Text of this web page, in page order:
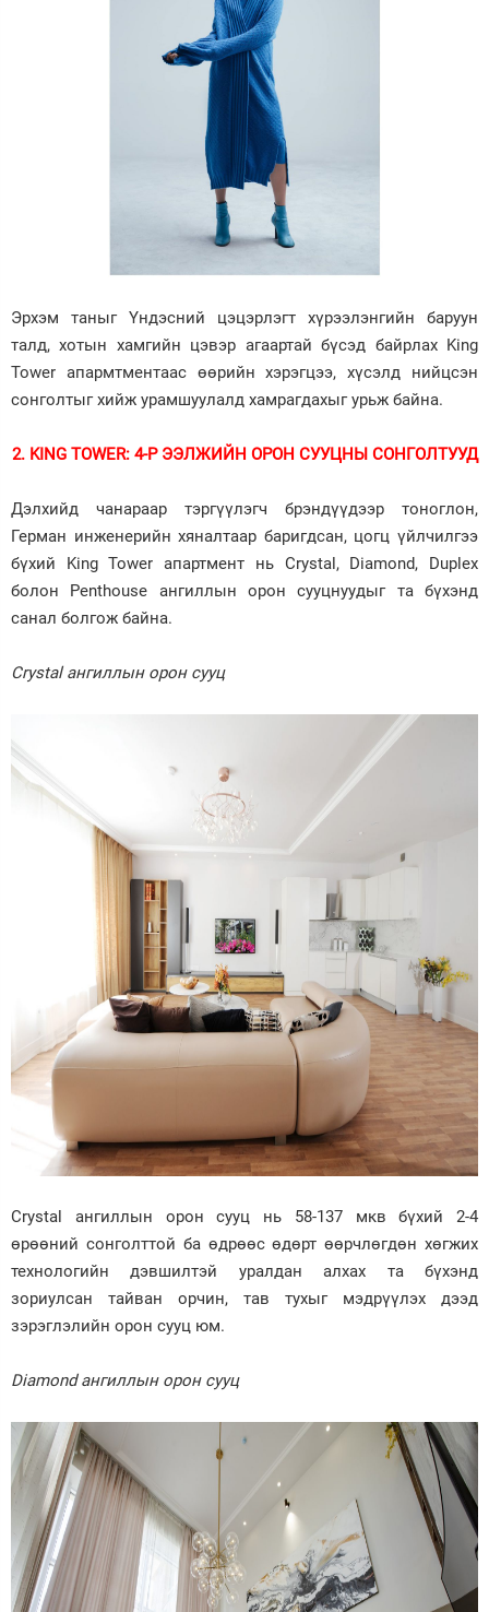
Эрхэм таныг Үндэсний цэцэрлэгт хүрээлэнгийн баруун
талд, хотын хамгийн цэвэр агаартай бүсэд байрлах King
Tower апармтментаас өөрийн хэрэгцээ, хүсэлд нийцсэн
сонголтыг хийж урамшуулалд хамрагдахыг урьж байна.
2. KING TOWER: 4-Р ЭЭЛЖИЙН ОРОН СУУЦНЫ СОНГОЛТУУД
Дэлхийд чанараар тэргүүлэгч брэндүүдээр тоноглон,
Герман инженерийн хяналтаар баригдсан, цогц үйлчилгээ
бүхий King Tower апартмент нь Crystal, Diamond, Duplex
болон Penthouse ангиллын орон сууцнуудыг та бүхэнд
санал болгож байна.
Crystal ангиллын орон сууц
Crystal ангиллын орон сууц нь 58-137 мкв бүхий 2-4
өрөөний сонголттой ба өдрөөс өдөрт өөрчлөгдөн хөгжих
технологийн дэвшилтэй уралдан алхах та бүхэнд
зориулсан тайван орчин, тав тухыг мэдрүүлэх дээд
зэрэглэлийн орон сууц юм.
Diamond ангиллын орон сууц